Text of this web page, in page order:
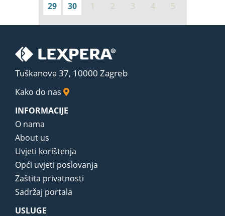
29
30 1 2 3 4 5
Tuškanova 37, 10000 Zagreb
Kako do nas
INFORMACIJE
O nama
About us
Uvjeti korištenja
Opći uvjeti poslovanja
Zaštita privatnosti
Sadržaj portala
USLUGE